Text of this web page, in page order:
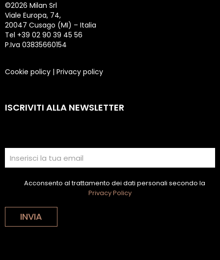
©2026 Milan Srl
Viale Europa, 74,
20047 Cusago (MI) – Italia
Tel +39 02 90 39 45 56
P.Iva 03835660154
Cookie policy | Privacy policy
ISCRIVITI ALLA NEWSLETTER
Acconsento al trattamento dei dati personali secondo la
Privacy Policy
INVIA